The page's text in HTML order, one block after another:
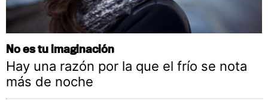
No es tu imaginación
Hay una razón por la que el frío se nota
más de noche